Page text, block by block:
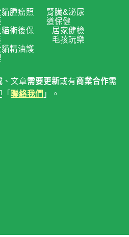
貓腫瘤照
貓術後保
貓精油護
腎臟&泌尿
道保健
居家健檢
毛孩玩樂
、文章需要更新或有商業合作需
聯絡我們 」。